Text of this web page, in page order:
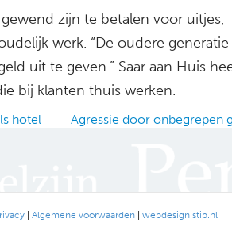
zijn te betalen voor uitjes,
werk. “De oudere
uit te geven.” Saar aan Huis
bij klanten thuis werken.
hotel Agressie door onbegrepen
| Algemene voorwaarden | webdesign stip.nl